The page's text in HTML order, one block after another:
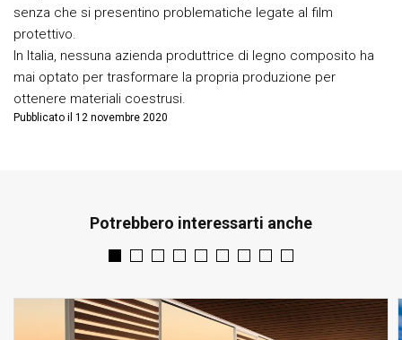
senza che si presentino problematiche legate al film
protettivo.
In Italia, nessuna azienda produttrice di legno composito ha
mai optato per trasformare la propria produzione per
ottenere materiali coestrusi.
Pubblicato il 12 novembre 2020
Potrebbero interessarti anche